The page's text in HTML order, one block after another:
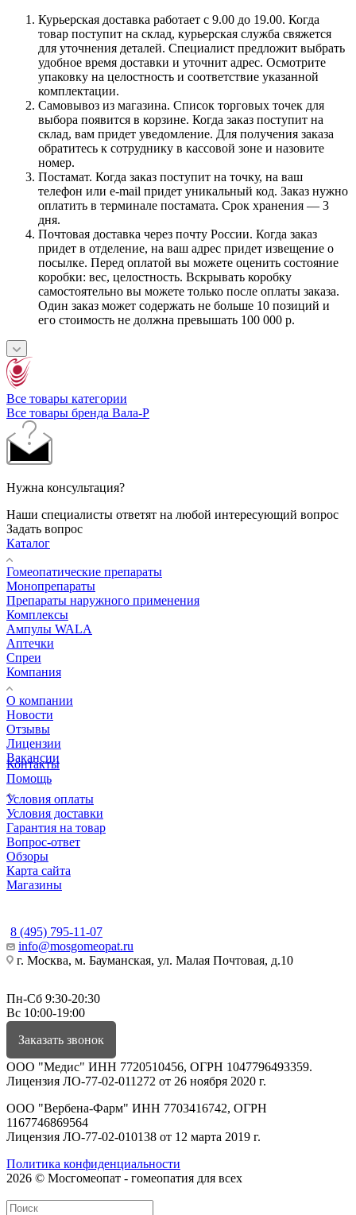
Курьерская доставка работает с 9.00 до 19.00. Когда
товар поступит на склад, курьерская служба свяжется
для уточнения деталей. Специалист предложит выбрать
удобное время доставки и уточнит адрес. Осмотрите
упаковку на целостность и соответствие указанной
комплектации.
Самовывоз из магазина. Список торговых точек для
выбора появится в корзине. Когда заказ поступит на
склад, вам придет уведомление. Для получения заказа
обратитесь к сотруднику в кассовой зоне и назовите
номер.
Постамат. Когда заказ поступит на точку, на ваш
телефон или e-mail придет уникальный код. Заказ нужно
оплатить в терминале постамата. Срок хранения — 3
дня.
Почтовая доставка через почту России. Когда заказ
придет в отделение, на ваш адрес придет извещение о
посылке. Перед оплатой вы можете оценить состояние
коробки: вес, целостность. Вскрывать коробку
самостоятельно вы можете только после оплаты заказа.
Один заказ может содержать не больше 10 позиций и
его стоимость не должна превышать 100 000 р.
Все товары категории
Все товары бренда Вала-Р
Нужна консультация?
Наши специалисты ответят на любой интересующий вопрос
Задать вопрос
Каталог
Гомеопатические препараты
Монопрепараты
Препараты наружного применения
Комплексы
Ампулы WALA
Аптечки
Спреи
Компания
О компании
Новости
Отзывы
Лицензии
Вакансии
Контакты
Помощь
Условия оплаты
Условия доставки
Гарантия на товар
Вопрос-ответ
Обзоры
Карта сайта
Магазины
8 (495) 795-11-07
info@mosgomeopat.ru
г. Москва, м. Бауманская, ул. Малая Почтовая, д.10
Пн-Сб 9:30-20:30
Вс 10:00-19:00
Заказать звонок
ООО "Медис" ИНН 7720510456, ОГРН 1047796493359.
Лицензия ЛО-77-02-011272 от 26 ноября 2020 г.
ООО "Вербена-Фарм" ИНН 7703416742, ОГРН
1167746869564
Лицензия ЛО-77-02-010138 от 12 марта 2019 г.
Политика конфиденциальности
2026 © Мосгомеопат - гомеопатия для всех